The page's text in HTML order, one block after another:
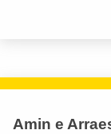
Amin e